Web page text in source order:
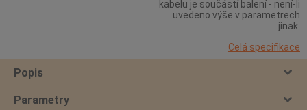
kabelu je součástí balení - není-li
uvedeno výše v parametrech
jinak.
Celá specifikace
Popis
Parametry